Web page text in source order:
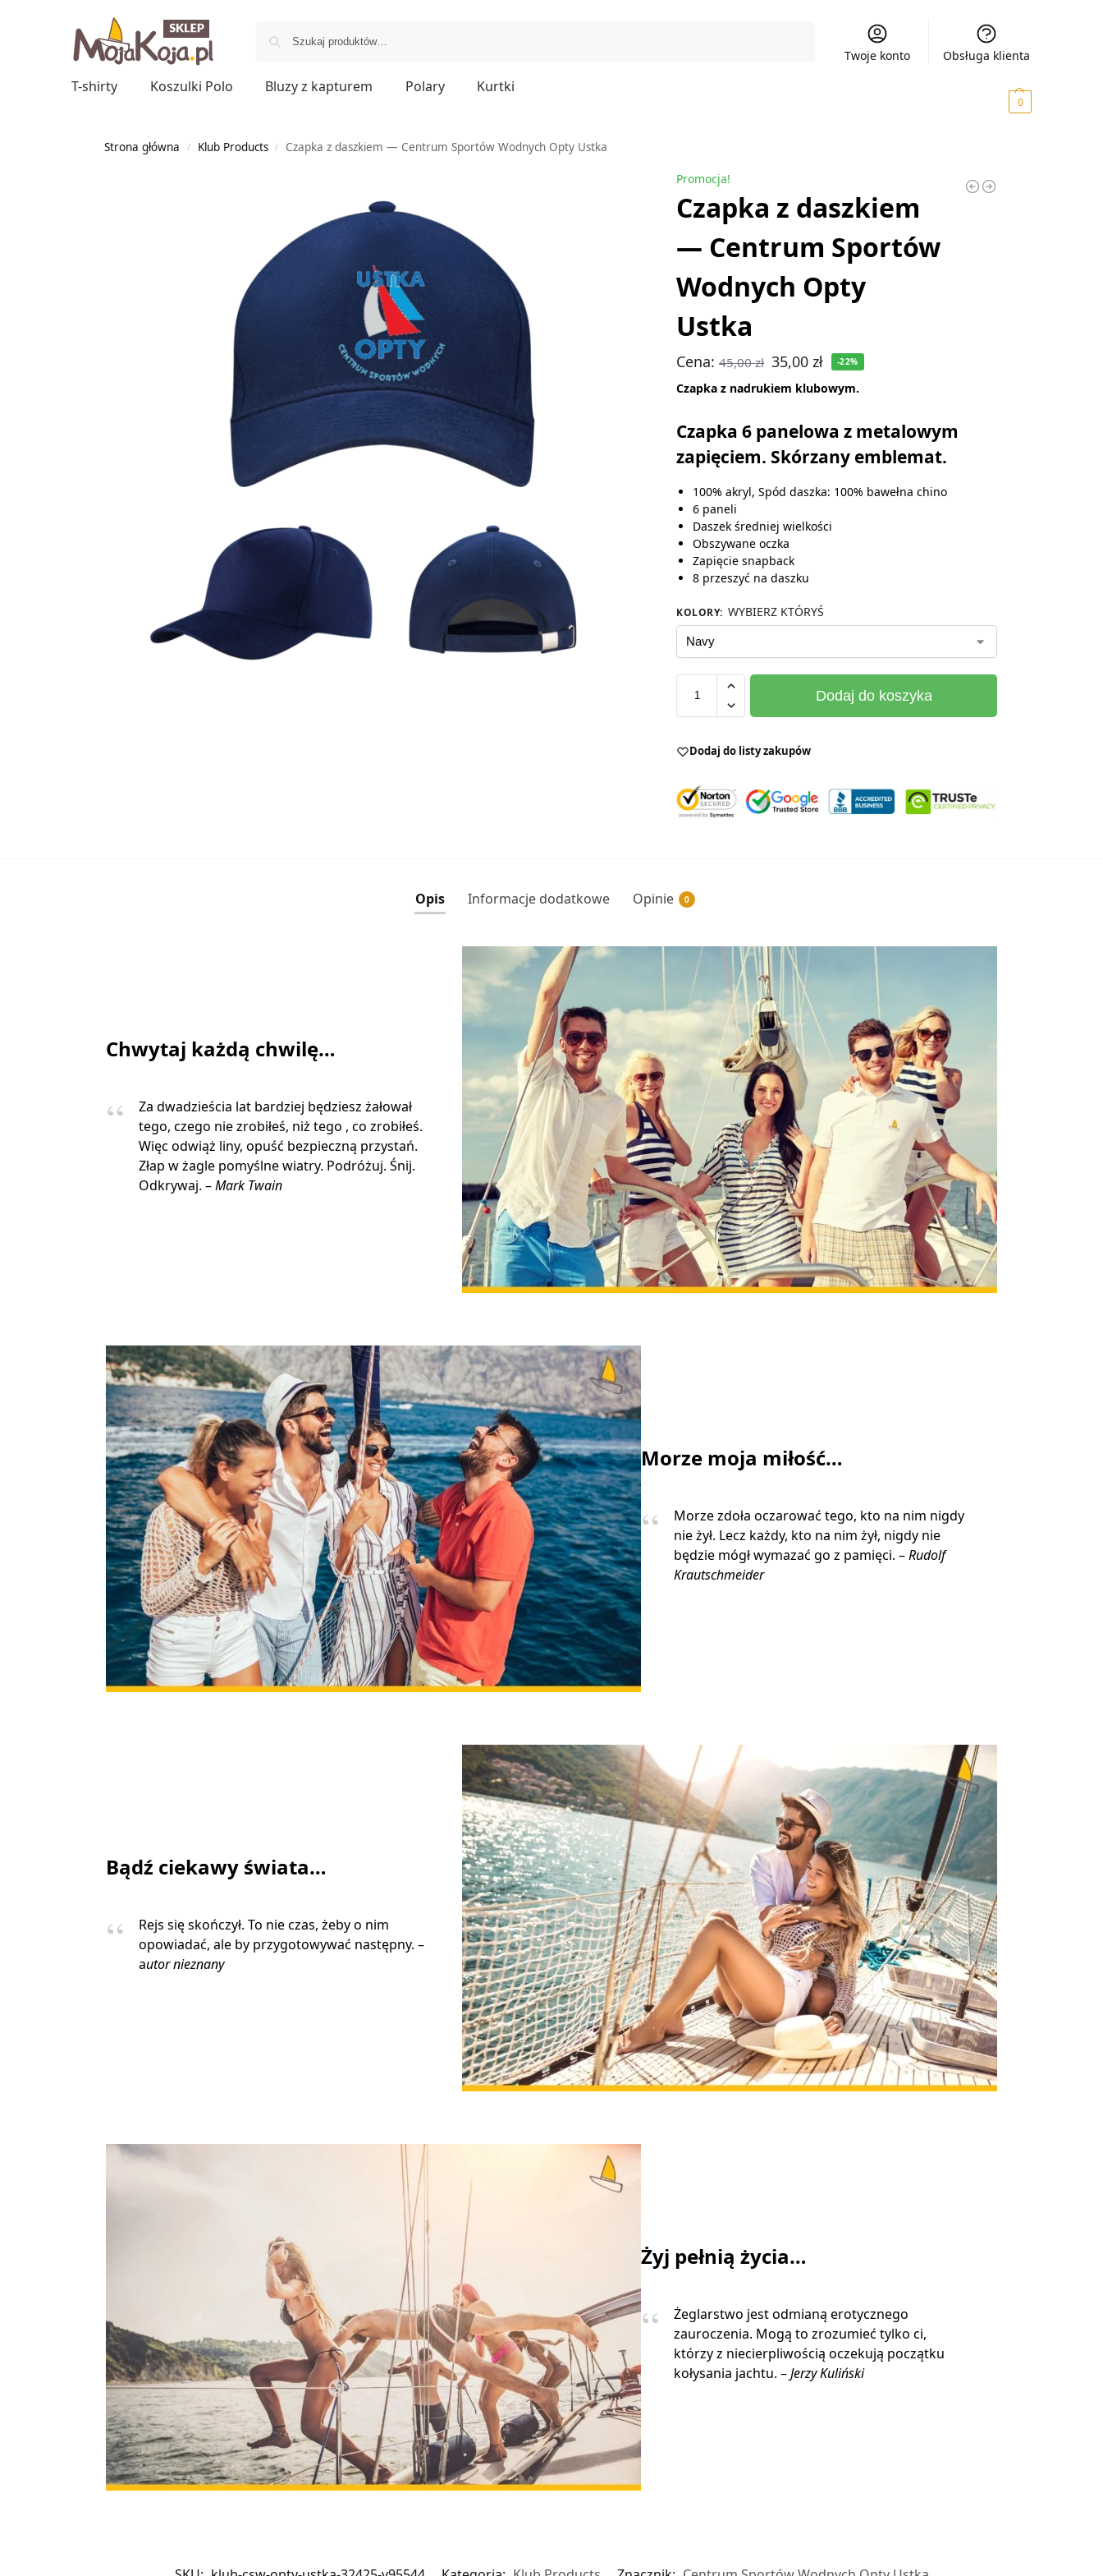
Twoje konto Obsługa klienta
T-shirty Koszulki Polo Bluzy z kapturem Polary
Kurtki
0
Strona główna / Klub Products / Czapka z daszkiem — Centrum Sportów Wodnych Opty Ustka
Promocja!
Czapka z daszkiem
— Centrum Sportów
Wodnych Opty
Ustka
Cena:45,00zł 35,00 zł -22%
Czapka z nadrukiem klubowym.
Czapka 6 panelowa z metalowym
zapięciem. Skórzany emblemat.
100% akryl, Spód daszka: 100% bawełna chino
6 paneli
Daszek średniej wielkości
Obszywane oczka
Zapięcie snapback
8 przeszyć na daszku
KOLORY: WYBIERZ KTÓRYŚ
Dodaj do koszyka
Dodaj do listy zakupów
Opis Informacje dodatkowe Opinie 0
Chwytaj każdą chwilę…
Za dwadzieścia lat bardziej będziesz żałował
tego, czego nie zrobiłeś, niż tego , co zrobiłeś.
Więc odwiąż liny, opuść bezpieczną przystań.
Złap w żagle pomyślne wiatry. Podróżuj. Śnij.
Odkrywaj. –Mark Twain
Morze moja miłość…
Morze zdoła oczarować tego, kto na nim nigdy
nie żył. Lecz każdy, kto na nim żył, nigdy nie
będzie mógł wymazać go z pamięci. –Rudolf
Krautschmeider
Bądź ciekawy świata…
Rejs się skończył. To nie czas, żeby o nim
opowiadać, ale by przygotowywać następny. –
autor nieznany
Żyj pełnią życia…
Żeglarstwo jest odmianą erotycznego
zauroczenia. Mogą to zrozumieć tylko ci,
którzy z niecierpliwością oczekują początku
kołysania jachtu. –Jerzy Kuliński